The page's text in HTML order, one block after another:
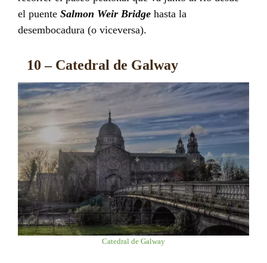
el puente Salmon Weir Bridge hasta la
desembocadura (o viceversa).
10 – Catedral de Galway
Catedral de Galway